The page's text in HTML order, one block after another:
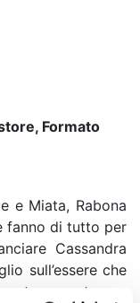
Formato
e Miata, Rabona
fanno di tutto per
Cassandra
sull’essere che
a mantenere